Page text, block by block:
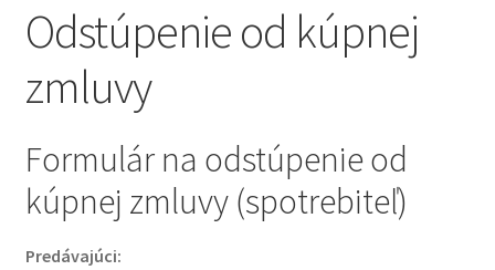
Odstúpenie od kúpnej
zmluvy
Formulár na odstúpenie od
kúpnej zmluvy (spotrebiteľ)
Predávajúci: